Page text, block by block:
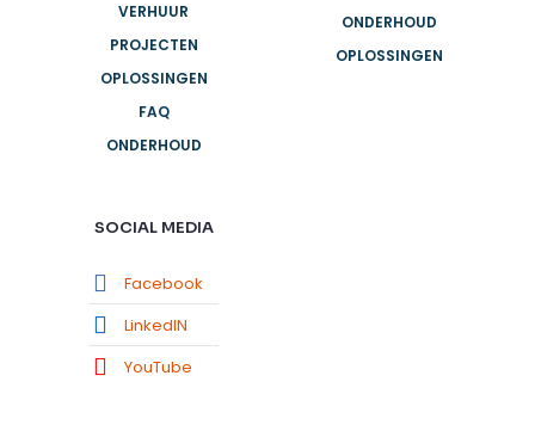
VERHUUR
PROJECTEN
OPLOSSINGEN
FAQ
ONDERHOUD
ONDERHOUD
OPLOSSINGEN
SOCIAL MEDIA
Facebook
LinkedIN
YouTube